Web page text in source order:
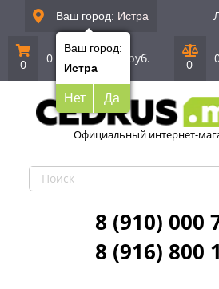
Ваш город: Истра
Ваш город:
Истра
Нет Да
0 0 позиций | 0 руб. 0
Официальный интернет-
8 (910) 000
8 (916) 800